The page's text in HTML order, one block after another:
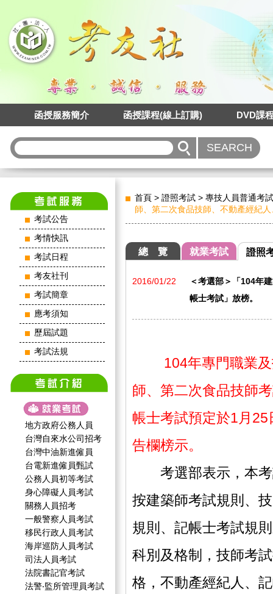
函授服務簡介 函授課程(線上訂購) DVD課
考試公告
考情快訊
考試日程
考友社刊
考試簡章
應考須知
歷屆試題
考試法規
地方政府公務人員
台灣自來水公司招考
台灣中油新進僱員
台電新進僱員甄試
公務人員初等考試
身心障礙人員考試
關務人員招考
一般警察人員考試
移民行政人員考試
海岸巡防人員考試
司法人員考試
法院書記官考試
法警‧監所管理員考試
首頁 > 證照考試 > 專技人員普通考試
師、第二次食品技師、不動產經紀
總 覽 就業考試 證照
2016/01/22
＜考選部＞「104年
帳士考試」放榜。
104年專門職業
師、第二次食品技師
帳士考試預定於1月
告欄榜示。
考選部表示，本考
按建築師考試規則、
規則、記帳士考試規
科別及格制，技師考
格，不動產經紀人、